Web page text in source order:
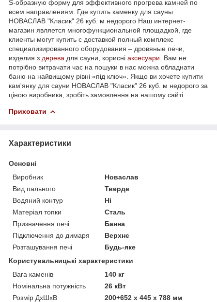
S-образную форму для эффективного прогрева камней по
всем направлениям. Где купить каменку для сауны
НОВАСЛАВ "Класик" 26 куб. м недорого Наш интернет-
магазин является многофункциональной площадкой, где
клиенты могут купить с доставкой полный комплекс
специализированного оборудования – дровяные печи,
изделия з дерева для сауни, корисні аксесуари . Вам не
потрібно витрачати час на пошуки в нас можна обладнати
баню на найвищому рівні «під ключ». Якщо ви хочете купити
кам'янку для сауни НОВАСЛАВ "Класик" 26 куб. м недорого за
ціною виробника, зробіть замовлення на нашому сайті.
Приховати
Характеристики
Основні
Виробник
Новаслав
Вид пального
Тверде
Водяний контур
Ні
Матеріал топки
Сталь
Призначення печі
Банна
Підключення до димаря
Верхнє
Розташування печі
Будь-яке
Користувальницькі характеристики
Вага каменів
140 кг
Номінальна потужність
26 кВт
Розмір ДхШхВ
200+652 x 445 x 788 мм